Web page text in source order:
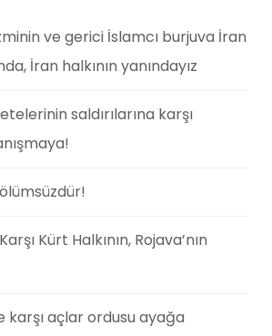
ve gerici İslamcı burjuva İran
İran halkının yanındayız
saldırılarına karşı
Kürt Halkının, Rojava’nın
karşı açlar ordusu ayağa